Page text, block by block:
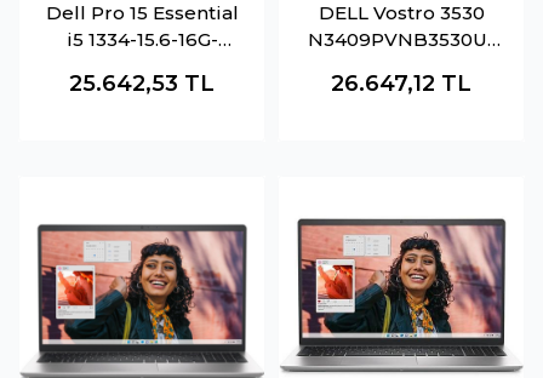
Dell Pro 15 Essential
i5 1334-15.6-16G-
25.642,53 TL
DELL Vostro 3530
N3409PVNB3530U-
512GB SSD O-B Intel
26.647,12 TL